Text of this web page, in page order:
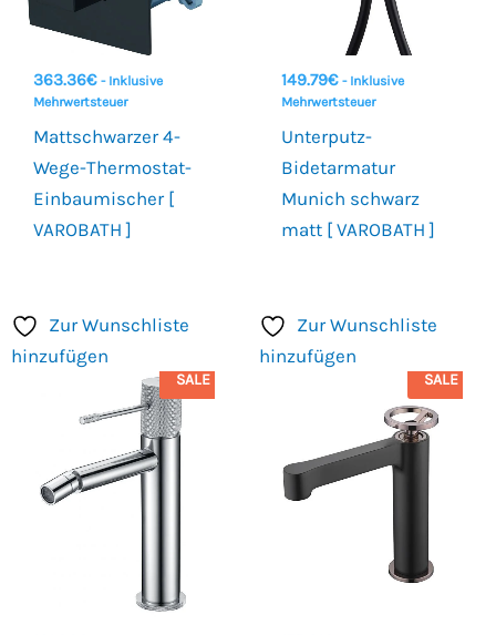
363.36€ - Inklusive
Mehrwertsteuer
Mattschwarzer 4-
Wege-Thermostat-
Einbaumischer [
VAROBATH ]
149.79€ - Inklusive
Mehrwertsteuer
Unterputz-
Bidetarmatur
Munich schwarz
matt [ VAROBATH ]
Zur Wunschliste
hinzufügen
SALE
Zur Wunschliste
hinzufügen
SALE